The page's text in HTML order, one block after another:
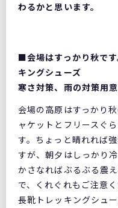
わるかと思います。
■会場はすっかり秋で
キングシューズ
寒さ対策、雨の対策用
会場の高原はすっかり
ャケットとフリースぐ
す。ちょっと晴れれば
すが、朝夕はしっかり
かさなればぶるぶる震
で、くれぐれもご注意
長靴トレッキングシュ